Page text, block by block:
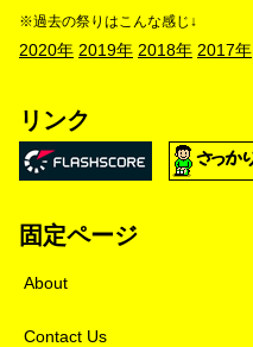
※過去の祭りはこんな感じ↓
2020年 2019年 2018年 2017年
リンク
固定ページ
About
Contact Us